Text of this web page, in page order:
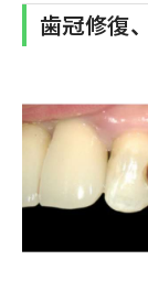
歯冠修復